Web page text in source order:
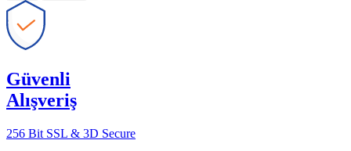
Güvenli
Alışveriş
256 Bit SSL & 3D Secure